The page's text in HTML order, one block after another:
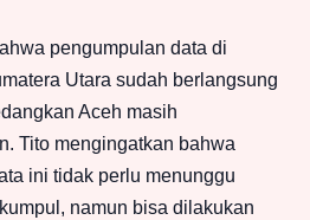
pengumpulan data di
Utara sudah berlangsung
Aceh masih
Tito mengingatkan bahwa
ini tidak perlu menunggu
namun bisa dilakukan